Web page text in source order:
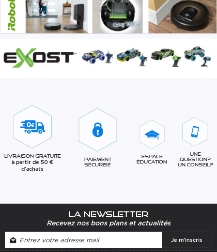
Livraison gratuite
à partir de 50 €
d'achats
Paiement
sécurisé
Espace
éducation
Une
question?
Un conseil?
La newsletter
Recevez nos bons plans et actualités